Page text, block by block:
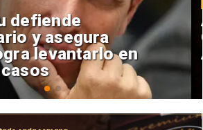
compite por el
Cruz y